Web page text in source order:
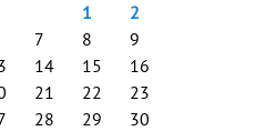
1
2
7 8
9
14 15
16
21 22
23
28 29
30